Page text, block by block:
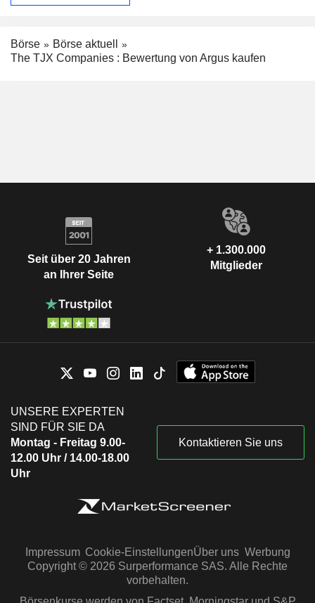
Börse
Börse aktuell
The TJX Companies : Bewertung von Argus kaufen
Seit über 20 Jahren
an Ihrer Seite
+ 1.300.000
Mitglieder
UNSERE EXPERTEN
SIND FÜR SIE DA
Montag - Freitag 9.00-
12.00 Uhr / 14.00-18.00
Uhr
Kontaktieren Sie uns
Impressum Cookie-EinstellungenÜber uns Werbung
Copyright © 2026 Surperformance SAS. Alle Rechte
vorbehalten.